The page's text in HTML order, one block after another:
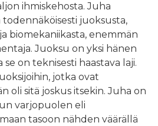
ihmiskehosta. Juha
juoksusta,
biomekaniikasta, enemmän
Juoksu on yksi hänen
on teknisesti haastava laji.
jotka ovat
oli sitä joskus itsekin. Juha on
varjopuolen eli
tasoon nähden väärällä